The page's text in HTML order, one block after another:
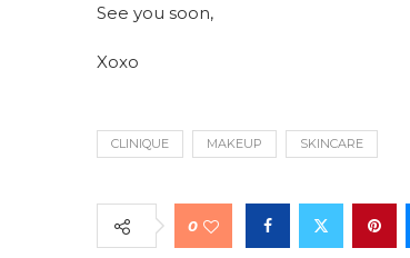
See you soon,
Xoxo
CLINIQUE MAKEUP SKINCARE
0